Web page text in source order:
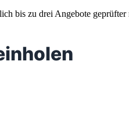
bis zu drei Angebote geprüfter